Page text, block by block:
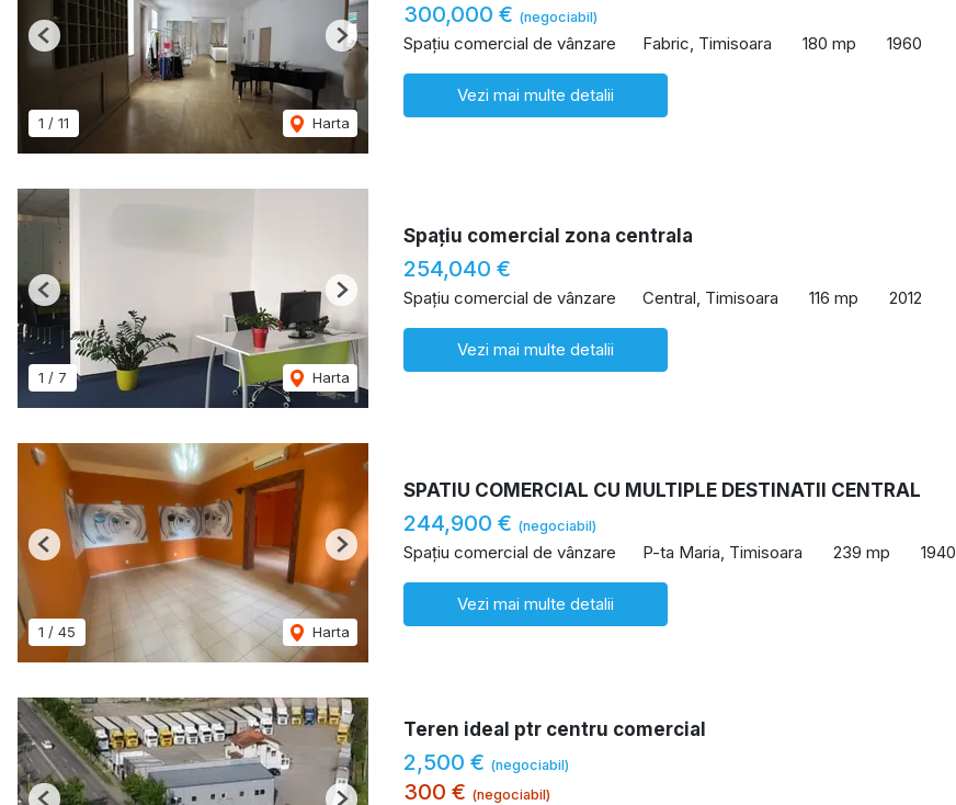
1 / 11 Harta
Previous Next
300,000 € (negociabil)
Spațiu comercial de vânzare Fabric, Timisoara 180 mp 1960
Vezi mai multe detalii
1 / 7 Harta
Previous Next
Spațiu comercial zona centrala
254,040 €
Spațiu comercial de vânzare Central, Timisoara 116 mp 2012
Vezi mai multe detalii
1 / 45 Harta
Previous Next
SPATIU COMERCIAL CU MULTIPLE DESTINATII CENTRAL
244,900 € (negociabil)
Spațiu comercial de vânzare P-ta Maria, Timisoara 239 mp 1940
Vezi mai multe detalii
Teren ideal ptr centru comercial
2,500 € (negociabil)
300 € (negociabil)